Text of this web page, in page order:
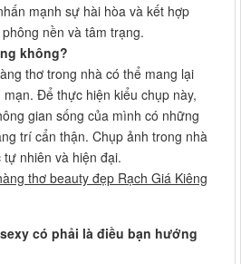
mạnh sự hài hòa và kết hợp
nền và tâm trạng.
không?
thơ trong nhà có thể mang lại
Để thực hiện kiểu chụp này,
gian sống của mình có những
trí cẩn thận. Chụp ảnh trong nhà
nhiên và hiện đại.
thơ beauty đẹp Rạch Giá Kiêng
có phải là điều bạn hướng